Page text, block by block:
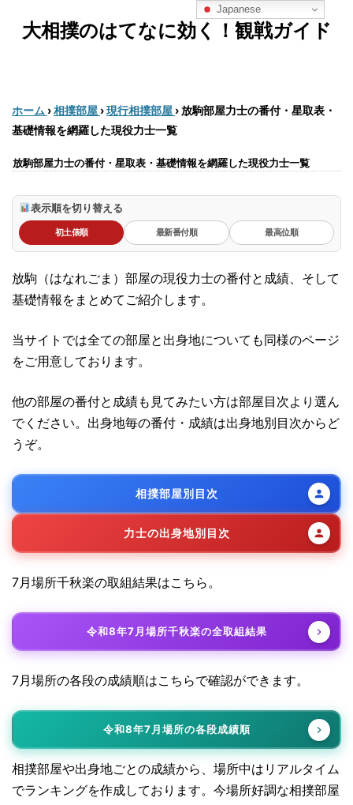
大相撲のはてなに効く！観戦ガイド
ホーム ›相撲部屋 ›現行相撲部屋 ›放駒部屋力士の番付・星取表・
基礎情報を網羅した現役力士一覧
放駒部屋力士の番付・星取表・基礎情報を網羅した現役力士一覧
表示順を切り替える
初土俵順 最新番付順 最高位順
放駒（はなれごま）部屋の現役力士の番付と成績、そして
基礎情報をまとめてご紹介します。
当サイトでは全ての部屋と出身地についても同様のページ
をご用意しております。
他の部屋の番付と成績も見てみたい方は部屋目次より選ん
でください。出身地毎の番付・成績は出身地別目次からど
うぞ。
相撲部屋別目次
力士の出身地別目次
7月場所千秋楽の取組結果はこちら。
令和8年7月場所千秋楽の全取組結果
7月場所の各段の成績順はこちらで確認ができます。
令和8年7月場所の各段成績順
相撲部屋や出身地ごとの成績から、場所中はリアルタイム
でランキングを作成しております。今場所好調な相撲部屋
Japanese